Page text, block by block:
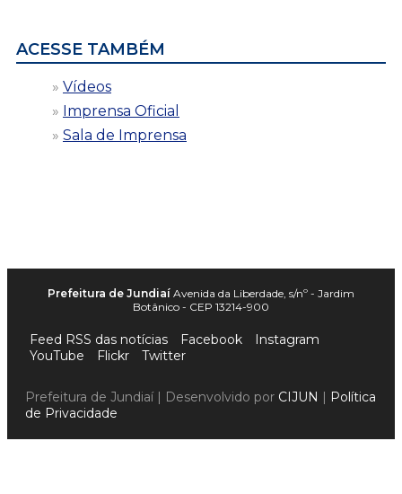
ACESSE TAMBÉM
Vídeos
Imprensa Oficial
Sala de Imprensa
Prefeitura de Jundiaí Avenida da Liberdade, s/nº - Jardim
Botânico - CEP 13214-900
Feed RSS das notícias Facebook
Instagram
YouTube
Flickr Twitter
Prefeitura de Jundiaí | Desenvolvido por CIJUN | Política
de Privacidade